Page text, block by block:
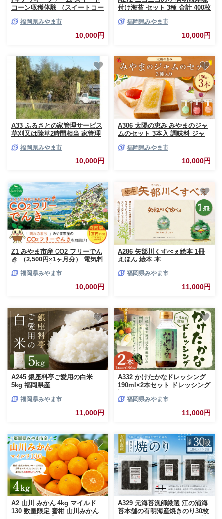
コーン収穫体験 （スイートコー
ウモロコシ 野菜 やさい 農作物
農業 体験 チケット 商品券 施設
利用券 福岡県産 国産 福岡県 み
福岡県みやま市
10,000円
付け海苔 セット 3種 合計 400枚
福岡県みやま市
10,000円
A33 ふるさとの家管理サービス
草刈又は除草2時間相当 家管理
戚 空き家 お手入れ
福岡県みやま市
10,000円
A306 太陽の恵み みやまのジャ
ムのセット 3本入 調味料 ジャ
ん トマト セロリ 福岡県 みやま
福岡県みやま市
10,000円
Z1 みやま市産 CO2 フリーでん
き （2,500円×1ヶ月分） 電気料
福岡県 みやま市
福岡県みやま市
10,000円
A286 矢部川くすべぇ絵本 1冊
えほん 絵本 本
福岡県みやま市
11,000円
A245 銀座料亭ご愛用の白米
5kg 福岡県産
福岡県みやま市
11,000円
A332 かけたかなドレッシング
190ml×2本セット ドレッシング
グ サラダ 野菜 高菜 三池高菜
福岡県みやま市
11,000円
A2 山川 みかん 4kg マイルド
130 数量限定 蜜柑 山川みかん
A329 元海苔漁師厳選 江の浦海
苔本舗の有明海産焼きのり30枚